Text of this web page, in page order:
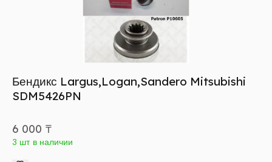
Бендикс Largus,Logan,Sandero Mitsubishi
SDM5426PN
6 000 ₸
3 шт в наличии